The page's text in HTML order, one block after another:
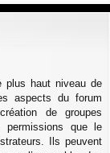
plus haut niveau de
aspects du forum
de groupes
permissions que le
Ils peuvent